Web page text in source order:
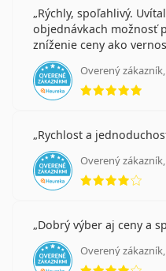
Rýchly, spoľahlivý.
objednávkach možnosť
zníženie ceny ako
Overený
Rychlost a
Overený
Dobrý výber aj ceny a
Overený